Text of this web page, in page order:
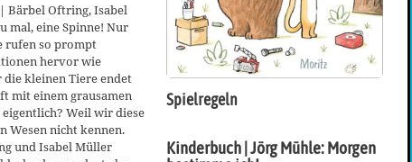
Bärbel Oftring, Isabel
mal, eine Spinne! Nur
rufen so prompt
hervor wie
die kleinen Tiere endet
mit einem grausamen
Weil wir diese
Wesen nicht kennen.
und Isabel Müller
Spielregeln
Kinderbuch | Jörg Mühle: Morgen